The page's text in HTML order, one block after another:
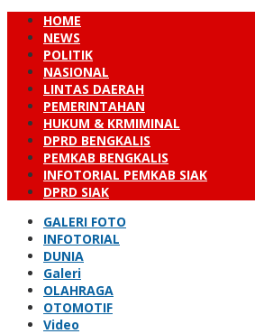
HOME
NEWS
POLITIK
NASIONAL
LINTAS DAERAH
PEMERINTAHAN
HUKUM & KRMIMINAL
DPRD BENGKALIS
PEMKAB BENGKALIS
INFOTORIAL PEMKAB SIAK
DPRD SIAK
GALERI FOTO
INFOTORIAL
DUNIA
Galeri
OLAHRAGA
OTOMOTIF
Video